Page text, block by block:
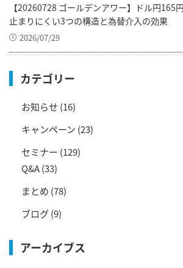
【20260728 ゴールデンアワー】ドル円165
止まりにくい3つの構造と為替介入の効果
2026/07/29
カテゴリー
お知らせ (16)
キャンペーン (23)
セミナー (129)
Q&A(33)
まとめ (78)
ブログ(9)
アーカイブス